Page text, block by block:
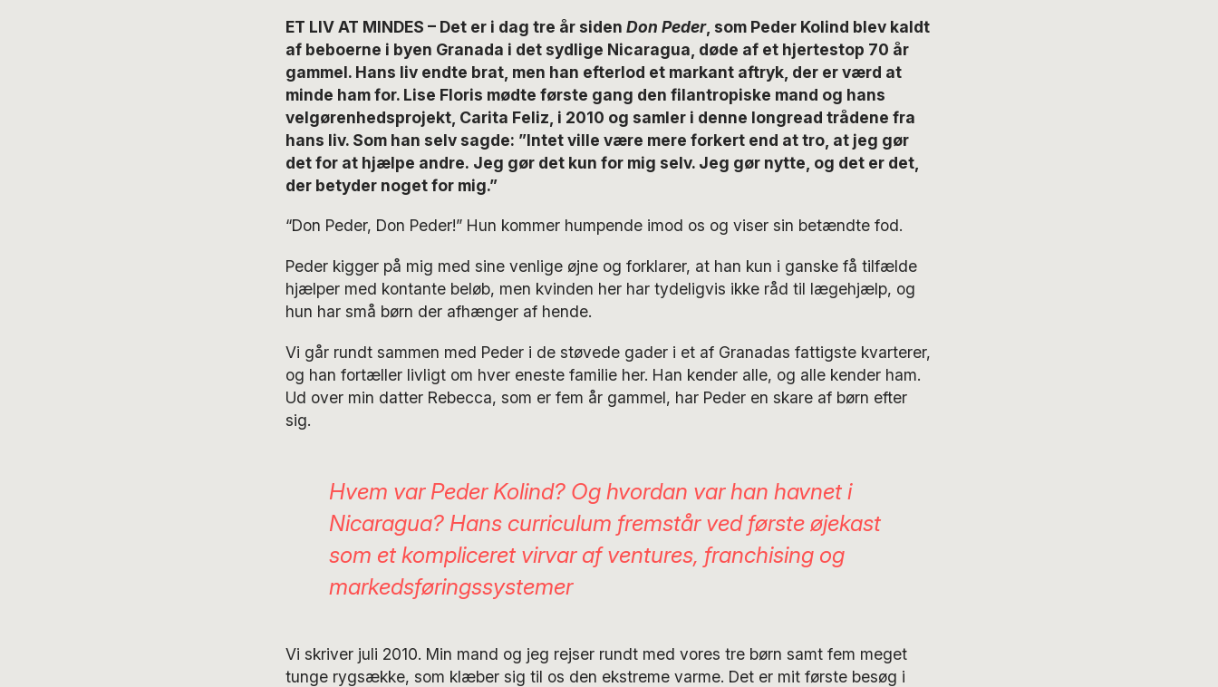
ET LIV AT MINDES – Det er i dag tre år siden Don Peder, som Peder Kolind blev kaldt
af beboerne i byen Granada i det sydlige Nicaragua, døde af et hjertestop 70 år
gammel. Hans liv endte brat, men han efterlod et markant aftryk, der er værd at
minde ham for. Lise Floris mødte første gang den filantropiske mand og hans
velgørenhedsprojekt, Carita Feliz, i 2010 og samler i denne longread trådene fra
hans liv. Som han selv sagde: ”Intet ville være mere forkert end at tro, at jeg gør
det for at hjælpe andre. Jeg gør det kun for mig selv. Jeg gør nytte, og det er det,
der betyder noget for mig.”
“Don Peder, Don Peder!” Hun kommer humpende imod os og viser sin betændte fod.
Peder kigger på mig med sine venlige øjne og forklarer, at han kun i ganske få tilfælde
hjælper med kontante beløb, men kvinden her har tydeligvis ikke råd til lægehjælp, og
hun har små børn der afhænger af hende.
Vi går rundt sammen med Peder i de støvede gader i et af Granadas fattigste kvarterer,
og han fortæller livligt om hver eneste familie her. Han kender alle, og alle kender ham.
Ud over min datter Rebecca, som er fem år gammel, har Peder en skare af børn efter
sig.
Hvem var Peder Kolind? Og hvordan var han havnet i
Nicaragua? Hans curriculum fremstår ved første øjekast
som et kompliceret virvar af ventures, franchising og
markedsføringssystemer
Vi skriver juli 2010. Min mand og jeg rejser rundt med vores tre børn samt fem meget
tunge rygsække, som klæber sig til os den ekstreme varme. Det er mit første besøg i